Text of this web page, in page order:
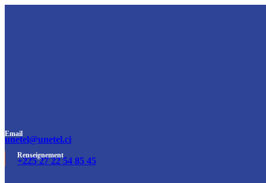
Email
unetel@unetel.ci
Renseignement
+225 27 22 54 85 45